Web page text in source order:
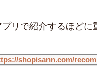
リで紹介するほどに
shopisann.com/